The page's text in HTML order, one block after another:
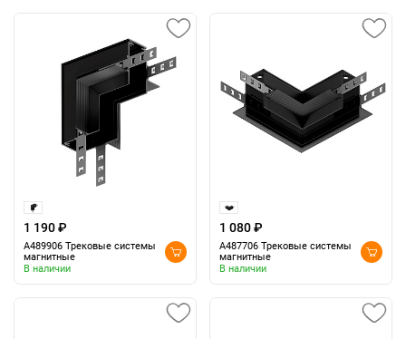
1 190 ₽
A489906 Трековые системы
магнитные
В наличии
1 080 ₽
A487706 Трековые системы
магнитные
В наличии